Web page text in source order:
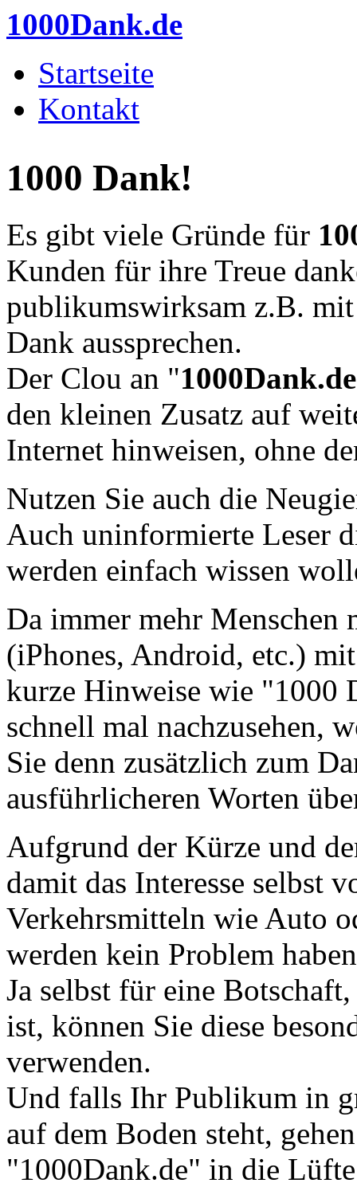
Direkt zum Inhalt
1000Dank.de
Hauptmenü
Startseite
Kontakt
1000 Dank!
Es gibt viele Gründe für
Kunden für ihre Treue
publikumswirksam z.B.
Dank aussprechen.
Der Clou an "1000Dank.de
den kleinen Zusatz auf
Internet hinweisen, ohne
Nutzen Sie auch die
Auch uninformierte Leser
werden einfach wissen
Da immer mehr Menschen
(iPhones, Android, etc.)
kurze Hinweise wie "1000
schnell mal nachzusehen,
Sie denn zusätzlich zum
ausführlicheren Worten
Aufgrund der Kürze und
damit das Interesse selbst
Verkehrsmitteln wie Auto
werden kein Problem
Ja selbst für eine
ist, können Sie diese
verwenden.
Und falls Ihr Publikum in
auf dem Boden steht,
"1000Dank.de" in die